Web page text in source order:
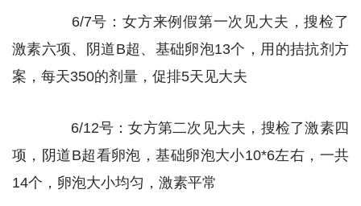
6/7号：女方来例假第一次见大夫，搜检了
激素六项、阴道B超、基础卵泡13个，用的拮抗剂方
案，每天350的剂量，促排5天见大夫
6/12号：女方第二次见大夫，搜检了激素四
项，阴道B超看卵泡，基础卵泡大小10*6左右，一共
14个，卵泡大小均匀，激素平常